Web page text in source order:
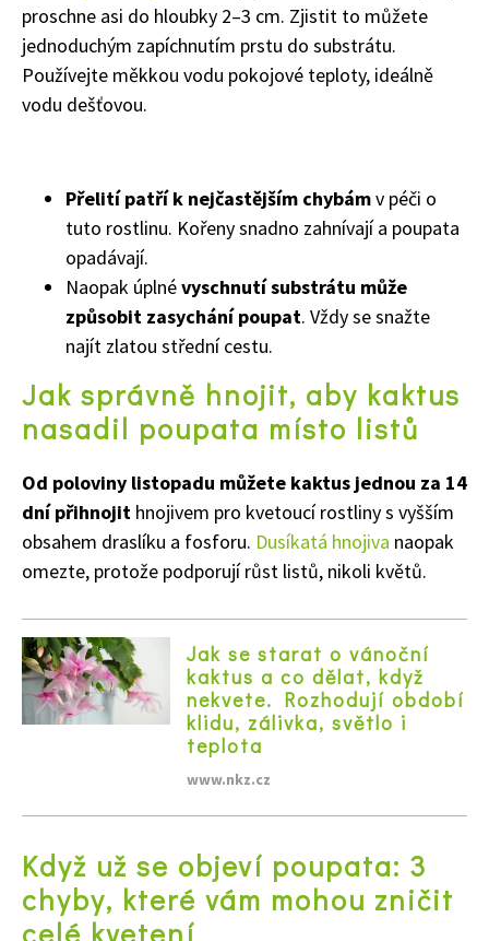
Naše krásná zahrada
proschne asi do hloubky 2–3 cm. Zjistit to můžete
jednoduchým zapíchnutím prstu do substrátu.
Používejte měkkou vodu pokojové teploty, ideálně
vodu dešťovou.
Přelití patří k nejčastějším chybámv péči o
tuto rostlinu. Kořeny snadno zahnívají a poupata
opadávají.
Naopak úplnévyschnutí substrátu může
způsobit zasychání poupat. Vždy se snažte
najít zlatou střední cestu.
Jak správně hnojit, aby kaktus
nasadil poupata místo listů
Od poloviny listopadu můžete kaktus jednou za 14
dní přihnojit hnojivem pro kvetoucí rostliny s vyšším
obsahem draslíku a fosforu. Dusíkatá hnojiva naopak
omezte, protože podporují růst listů, nikoli květů.
Jak se starat o vánoční
kaktus a co dělat, když
nekvete. Rozhodují období
klidu, zálivka, světlo i
teplota
www.nkz.cz
Když už se objeví poupata: 3
chyby, které vám mohou zničit
celé kvetení